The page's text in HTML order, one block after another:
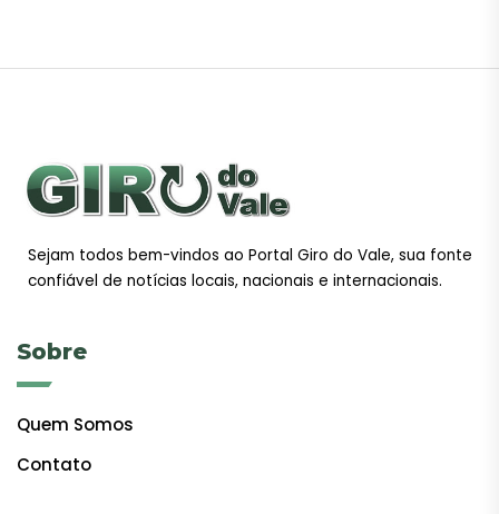
Sejam todos bem-vindos ao Portal Giro do Vale, sua fonte
confiável de notícias locais, nacionais e internacionais.
Sobre
Quem Somos
Contato